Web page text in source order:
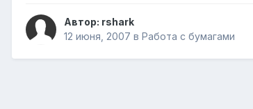
Автор: rshark
12 июня, 2007 в Работа с бумагами